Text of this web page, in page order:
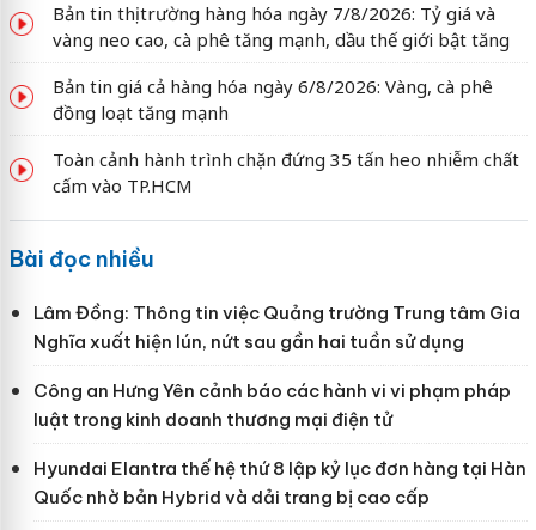
Bản tin thị trường hàng hóa ngày 7/8/2026: Tỷ giá và
vàng neo cao, cà phê tăng mạnh, dầu thế giới bật tăng
Bản tin giá cả hàng hóa ngày 6/8/2026: Vàng, cà phê
đồng loạt tăng mạnh
Toàn cảnh hành trình chặn đứng 35 tấn heo nhiễm chất
cấm vào TP.HCM
Bài đọc nhiều
Lâm Đồng: Thông tin việc Quảng trường Trung tâm Gia
Nghĩa xuất hiện lún, nứt sau gần hai tuần sử dụng
Công an Hưng Yên cảnh báo các hành vi vi phạm pháp
luật trong kinh doanh thương mại điện tử
Hyundai Elantra thế hệ thứ 8 lập kỷ lục đơn hàng tại Hàn
Quốc nhờ bản Hybrid và dải trang bị cao cấp